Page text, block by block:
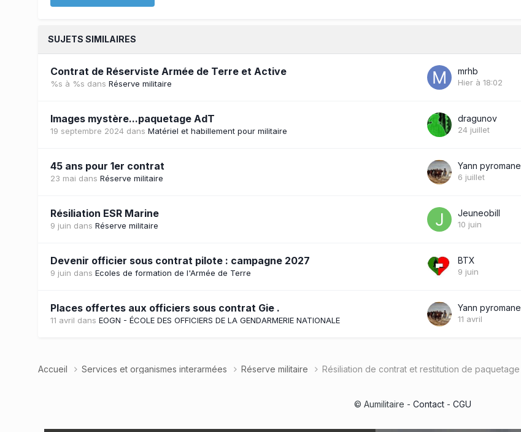
SUJETS SIMILAIRES
Contrat de Réserviste Armée de Terre et Active
%s à %s dans Réserve militaire
mrhb
Hier à 18:02
Images mystère...paquetage AdT
19 septembre 2024 dans Matériel et habillement pour militaire
dragunov
24 juillet
45 ans pour 1er contrat
23 mai dans Réserve militaire
Yann pyromane
6 juillet
Résiliation ESR Marine
9 juin dans Réserve militaire
JeuneobiII
10 juin
Devenir officier sous contrat pilote : campagne 2027
9 juin dans Ecoles de formation de l'Armée de Terre
BTX
9 juin
Places offertes aux officiers sous contrat Gie .
11 avril dans EOGN - ÉCOLE DES OFFICIERS DE LA GENDARMERIE NATIONALE
Yann pyromane
11 avril
Accueil Services et organismes interarmées Réserve militaire Résiliation de contrat et restitution de paquetage
© Aumilitaire - Contact- CGU